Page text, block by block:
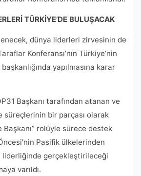
TÜRKİYE’DE BULUŞACAK
dünya liderleri zirvesinin de
Konferansı’nın Türkiye’nin
yapılmasına karar
Başkanı tarafından atanan ve
süreçlerinin bir parçası olarak
Başkanı” rolüyle sürece destek
Pasifik ülkelerinden
liderliğinde gerçekleştirileceği
varıldı.